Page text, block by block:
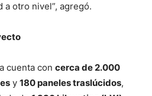
a otro nivel”, agregó.
cuenta con cerca de 2.000
y 180 paneles traslúcidos,